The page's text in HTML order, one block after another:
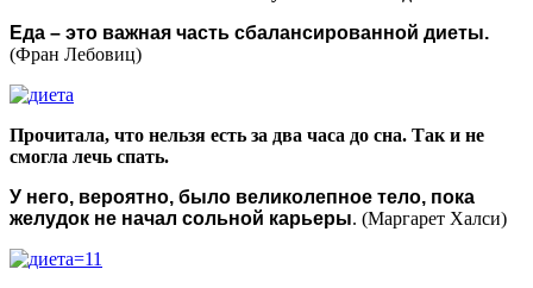
Еда – это важная часть сбалансированной диеты.
(Фран Лебовиц)
Прочитала, что нельзя есть за два часа до сна. Так и не
смогла лечь спать.
У него, вероятно, было великолепное тело, пока
желудок не начал сольной карьеры. (Маргарет Халси)